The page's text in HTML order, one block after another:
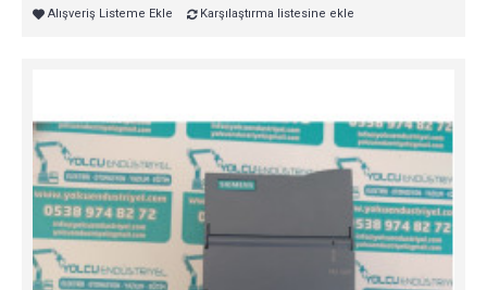
Alışveriş Listeme Ekle Karşılaştırma listesine ekle